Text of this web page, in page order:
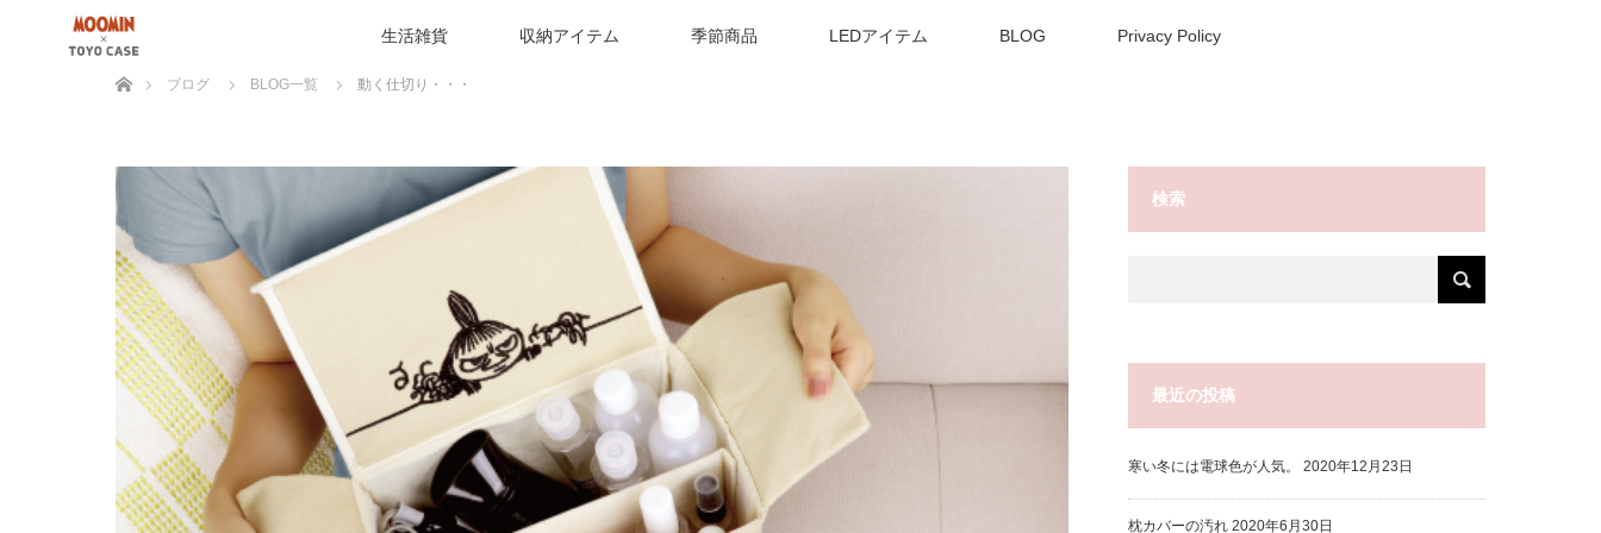
生活雑貨 収納アイテム 季節商品 LEDアイテム BLOG Privacy Policy
ホーム
ブログ
BLOG一覧 動く仕切り・・・
検索
最近の投稿
寒い冬には電球色が人気。 2020年12月23日
枕カバーの汚れ 2020年6月30日